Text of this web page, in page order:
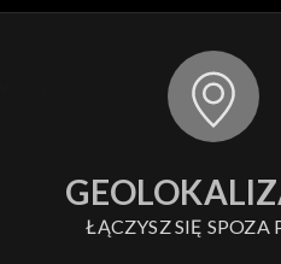
ŁĄCZYSZ SIĘ SPOZA